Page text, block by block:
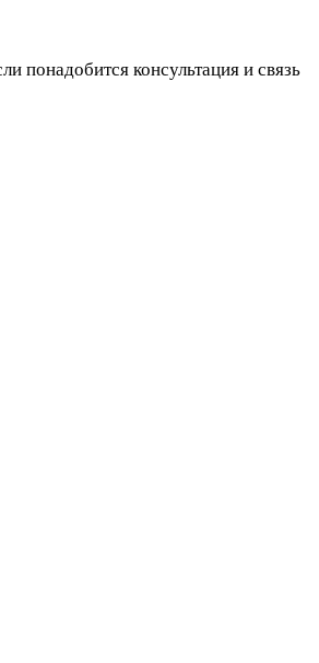
понадобится консультация и связь